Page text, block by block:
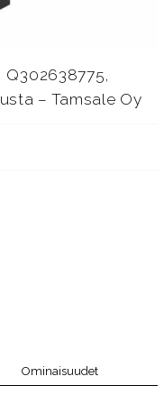
– Tamsale Oy
Ominaisuudet